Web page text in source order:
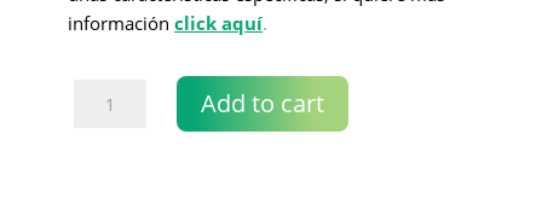
información click aquí.
Add to cart